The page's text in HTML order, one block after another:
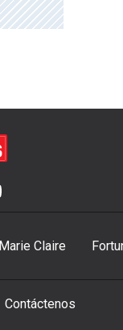
Marie Claire
Contáctenos